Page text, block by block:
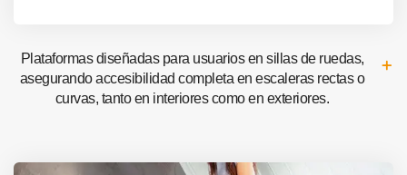
Plataformas diseñadas para usuarios en sillas de ruedas,
asegurando accesibilidad completa en escaleras rectas o
curvas, tanto en interiores como en exteriores.